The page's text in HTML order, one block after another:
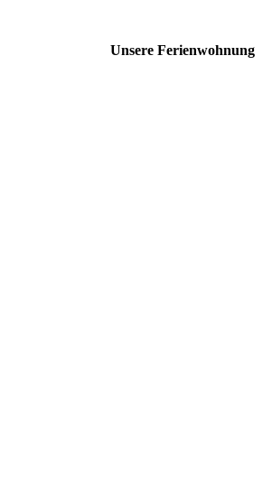
Unsere Ferienwohnung